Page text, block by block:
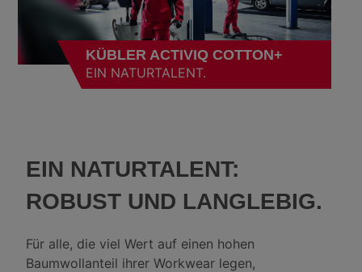
KÜBLER ACTIVIQ COTTON+
EIN NATURTALENT.
EIN NATURTALENT:
ROBUST UND LANGLEBIG.
Für alle, die viel Wert auf einen hohen
Baumwollanteil ihrer Workwear legen,